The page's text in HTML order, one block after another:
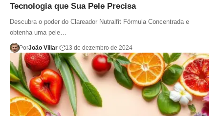
Tecnologia que Sua Pele Precisa
Descubra o poder do Clareador Nutralfit Fórmula Concentrada e
obtenha uma pele…
PorJoão Villar 13 de dezembro de 2024